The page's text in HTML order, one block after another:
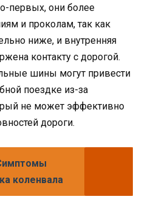
первых, они более
и проколам, так как
ниже, и внутренняя
контакту с дорогой.
шины могут привести
поездке из-за
не может эффективно
дороги.
коленвала